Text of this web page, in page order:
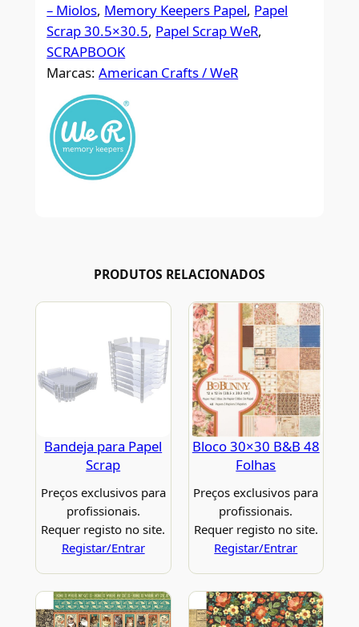
– Miolos, Memory Keepers Papel, Papel
Scrap 30.5×30.5, Papel Scrap WeR
SCRAPBOOK
Marcas:American Crafts / WeR
PRODUTOS RELACIONADOS
Bandeja para Papel
Scrap
Preços exclusivos para
profissionais.
Requer registo no site.
Registar/Entrar
Bloco 30×30 B&B 48
Folhas
Preços exclusivos para
profissionais.
Requer registo no site.
Registar/Entrar